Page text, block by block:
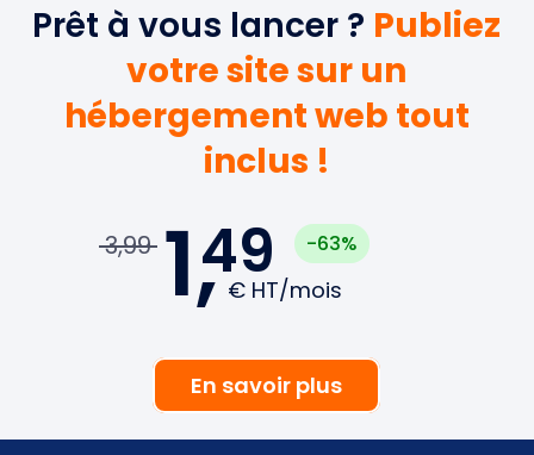
Prêt à vous lancer ? Publiez
votre site sur un
hébergement web tout
inclus !
3,99 1,49
€ HT/mois
-63%
En savoir plus